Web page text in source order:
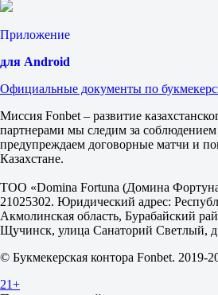
ИТ 1
М
1.55
ИТ 2
М
0.5
1.25
3.45
-
Португалия (LLOYD1337)
Завтра в 01:33
2.55
3.00
2.80
1X
Приложение
для Android
Официальные документы по
Миссия Fonbet – развитие
партнерами мы следим за
предупреждаем договорные матчи и
Казахстане.
ТОО «Domina Fortuna (Домина
21025302. Юридический адрес:
Акмолинская область, Бурабайский
Щучинск, улица Санаторий Светлый,
© Букмекерская контора Fonbet. 2019-
21+